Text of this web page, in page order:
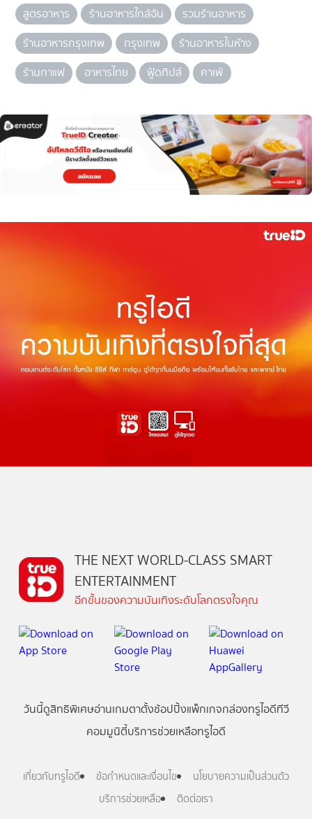
สูตรอาหาร ร้านอาหารใกล้ฉัน
รวมร้านอาหาร
ร้านอาหารกรุงเทพ
กรุงเทพ
ร้านอาหารในห้าง
ร้านกาแฟ
อาหารไทย ฟู้ดทิปส์ คาเฟ่
THE NEXT WORLD-CLASS SMART
ENTERTAINMENT
อีกขั้นของความบันเทิงระดับโลกตรงใจคุณ
วันนี้ดูสิทธิพิเศษอ่านเกมตาตั้งช้อปปิ้งแพ็กเกจกล่องทรูไอดีทีวี
คอมมูนิตี้บริการช่วยเหลือทรูไอดี
เกี่ยวกับทรูไอดี ข้อกำหนดและเงื่อนไข
นโยบายความเป็นส่วนตัว
บริการช่วยเหลือ
ติดต่อเรา